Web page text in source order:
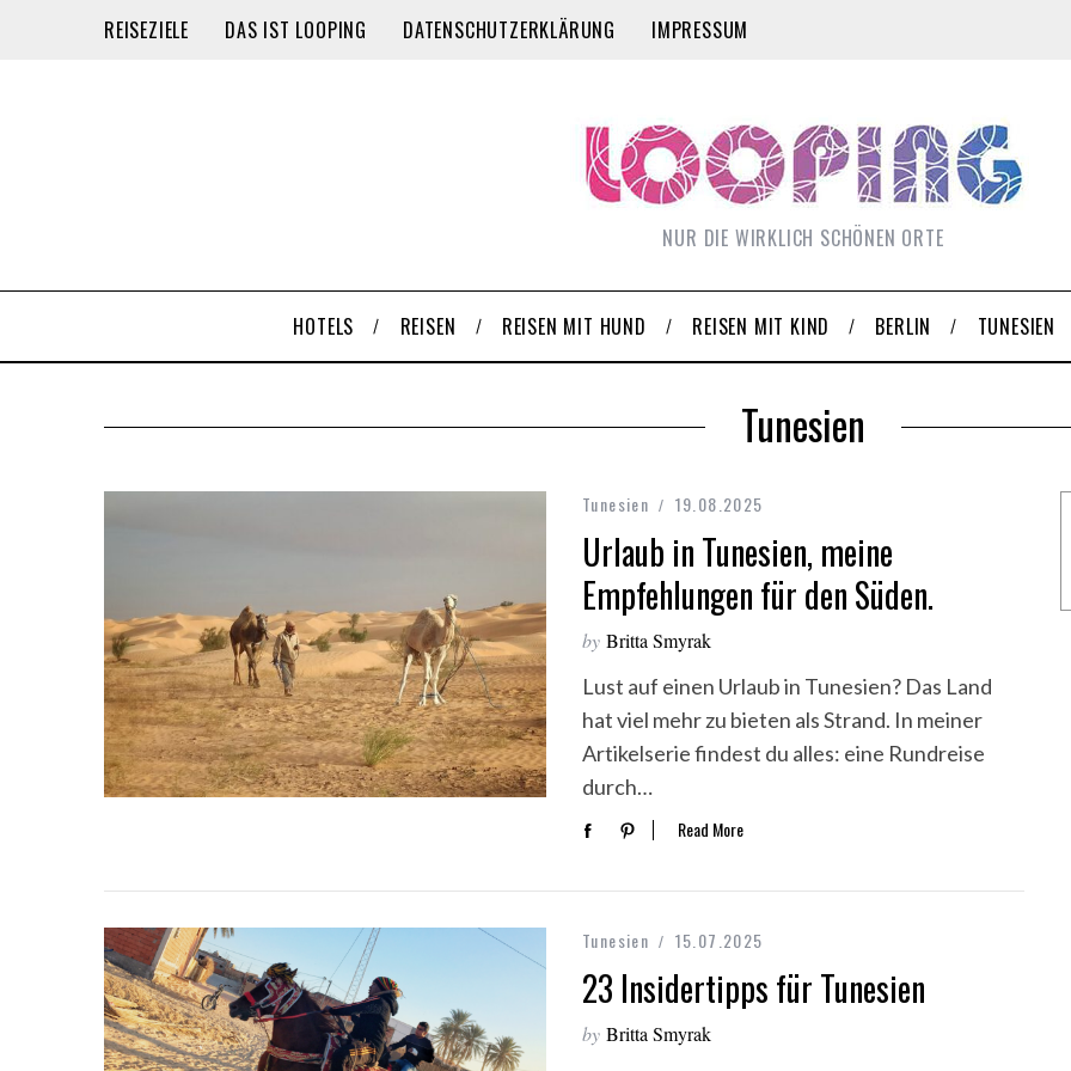
REISEZIELE DAS IST LOOPING DATENSCHUTZERKLÄRUNG IMPRESSUM
NUR DIE WIRKLICH SCHÖNEN ORTE
HOTELS REISEN REISEN MIT HUND REISEN MIT KIND BERLIN TUNESIEN
Tunesien
Tunesien 19.08.2025
Urlaub in Tunesien, meine
Empfehlungen für den Süden.
by Britta Smyrak
Lust auf einen Urlaub in Tunesien? Das Land
hat viel mehr zu bieten als Strand. In meiner
Artikelserie findest du alles: eine Rundreise
durch…
Read More
Tunesien 15.07.2025
23 Insidertipps für Tunesien
by Britta Smyrak